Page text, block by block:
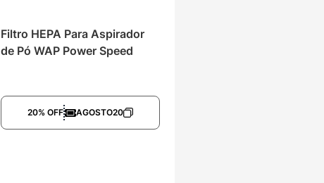
Filtro HEPA Para Aspirador
de Pó WAP Power Speed
20% OFF AGOSTO20